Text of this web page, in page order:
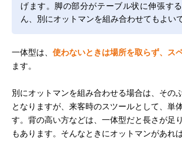
げます。脚の部分がテーブル状に伸張す
ん、別にオットマンを組み合わせてもよい
一体型は、 使わないときは場所を取らず、ス
ます。
別にオットマンを組み合わせる場合は、その
となりますが、来客時のスツールとして、単
す。背の高い方などは、一体型だと長さが足
もあります。そんなときにオットマンがあれば